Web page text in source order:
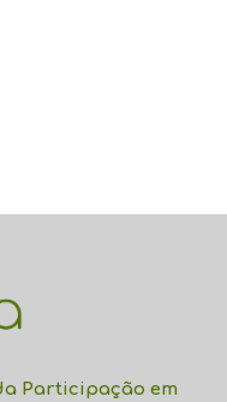
Participação em